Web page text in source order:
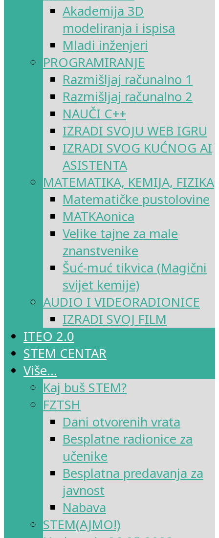
Akademija 3D
modeliranja i ispisa
Mladi inženjeri
PROGRAMIRANJE
Razmišljaj računalno 1
Razmišljaj računalno 2
NAUČI C++
IZRADI SVOJU WEB IGRU
IZRADI SVOG KUĆNOG AI
ASISTENTA
MATEMATIKA, KEMIJA, FIZIKA
Matematičke pustolovine
MATKAonica
Velike tajne za male
znanstvenike
Šuć-muć tikvica (Magični
svijet kemije)
AUDIO I VIDEORADIONICE
IZRADI SVOJ FILM
ITEO 2.0
STEM CENTAR
Više…
Kaj buš STEM?
FZTSH
Dani otvorenih vrata
Besplatne radionice za
učenike
Besplatna predavanja za
javnost
Nabava
STEM(AJMO!)